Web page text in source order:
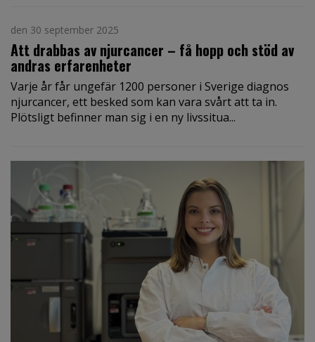
den 30 september 2025
Att drabbas av njurcancer – få hopp och stöd av
andras erfarenheter
Varje år får ungefär 1200 personer i Sverige diagnos
njurcancer, ett besked som kan vara svårt att ta in.
Plötsligt befinner man sig i en ny livssitua...